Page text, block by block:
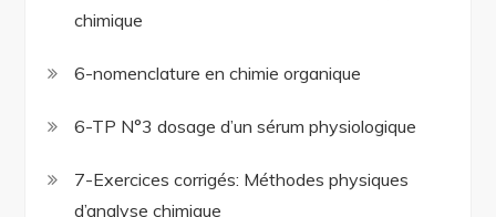
chimique
6-nomenclature en chimie organique
6-TP N°3 dosage d’un sérum physiologique
7-Exercices corrigés: Méthodes physiques
d’analyse chimique